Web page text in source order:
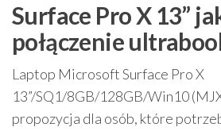
Surface Pro X 13”
połączenie
Laptop Microsoft Surface Pro X
13”/SQ1/8GB/128GB/Win10
propozycja dla osób, które